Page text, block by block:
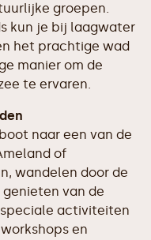
groepen.
kun je bij laagwater
het prachtige wad
manier om de
te ervaren.
naar een van de
of
wandelen door de
van de
speciale activiteiten
en